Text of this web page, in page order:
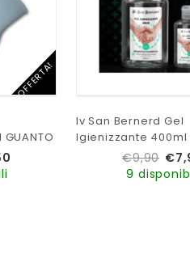
IN OFFERTA!
Iv San Bernerd Gel
Igienizzante 400ml
€9,90 €
9